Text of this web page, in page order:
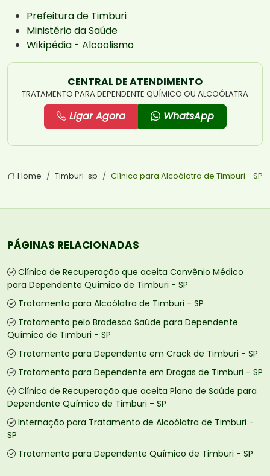
Prefeitura de Timburi
Ministério da Saúde
Wikipédia - Alcoolismo
CENTRAL DE ATENDIMENTO
TRATAMENTO PARA DEPENDENTE QUÍMICO OU ALCOÓLATRA
Ligar Agora WhatsApp
Home Timburi-sp Clínica para Alcoólatra de Timburi - SP
PÁGINAS RELACIONADAS
Clínica de Recuperação que aceita Convênio Médico
para Dependente Químico de Timburi - SP
Tratamento para Alcoólatra de Timburi - SP
Tratamento pelo Bradesco Saúde para Dependente
Químico de Timburi - SP
Tratamento para Dependente em Crack de Timburi - SP
Tratamento para Dependente em Drogas de Timburi - SP
Clínica de Recuperação que aceita Plano de Saúde para
Dependente Químico de Timburi - SP
Internação para Tratamento de Alcoólatra de Timburi -
SP
Tratamento para Dependente Químico de Timburi - SP